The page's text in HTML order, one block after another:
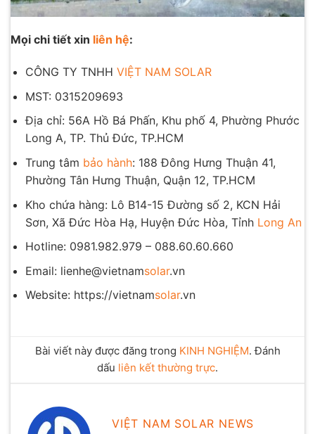
Mọi chi tiết xin liên hệ:
CÔNG TY TNHH VIỆT NAM SOLAR
MST: 0315209693
Địa chỉ: 56A Hồ Bá Phấn, Khu phố 4, Phường Phước
Long A, TP. Thủ Đức, TP.HCM
Trung tâm bảo hành: 188 Đông Hưng Thuận 41,
Phường Tân Hưng Thuận, Quận 12, TP.HCM
Kho chứa hàng: Lô B14-15 Đường số 2, KCN Hải
Sơn, Xã Đức Hòa Hạ, Huyện Đức Hòa, Tỉnh Long An
Hotline: 0981.982.979 – 088.60.60.660
Email: lienhe@vietnamsolar.vn
Website: https://vietnamsolar.vn
Bài viết này được đăng trong KINH NGHIỆM. Đánh
dấu liên kết thường trực.
VIỆT NAM SOLAR NEWS